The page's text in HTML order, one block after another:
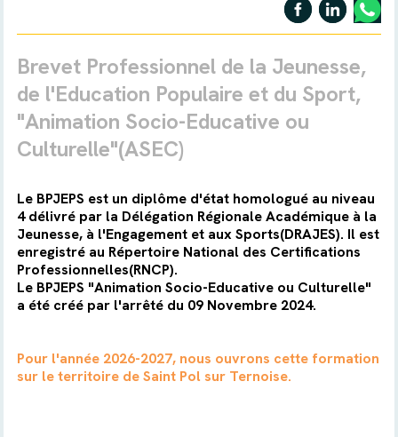
Brevet Professionnel de la Jeunesse,
de l'Education Populaire et du Sport,
"Animation Socio-Educative ou
Culturelle"(ASEC)
Le BPJEPS est un diplôme d'état homologué au niveau
4 délivré par la Délégation Régionale Académique à la
Jeunesse, à l'Engagement et aux Sports(DRAJES). Il est
enregistré au Répertoire National des Certifications
Professionnelles(RNCP).
Le BPJEPS "Animation Socio-Educative ou Culturelle"
a été créé par l'arrêté du 09 Novembre 2024.
Pour l'année 2026-2027, nous ouvrons cette formation
sur le territoire de Saint Pol sur Ternoise.